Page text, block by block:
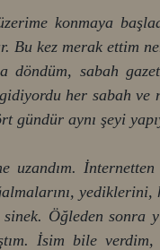
konmaya
Bu kez merak ettim
döndüm, sabah
her sabah ve
gündür aynı şeyi
uzandım.
Öğleden sonra
İsim bile